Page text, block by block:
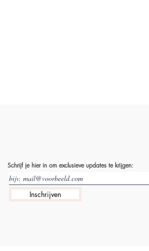
Schrijf je hier in om exclusieve updates te krijgen:
Inschrijven